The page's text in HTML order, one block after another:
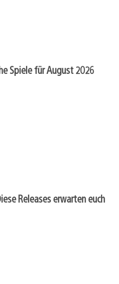
Spiele für August 2026
Releases erwarten euch